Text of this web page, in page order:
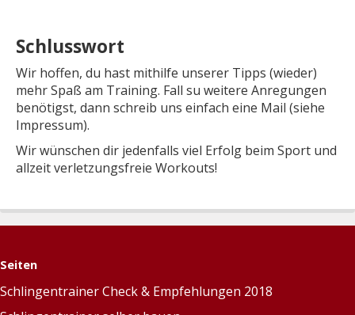
Schlusswort
Wir hoffen, du hast mithilfe unserer Tipps (wieder)
mehr Spaß am Training. Fall su weitere Anregungen
benötigst, dann schreib uns einfach eine Mail (siehe
Impressum).
Wir wünschen dir jedenfalls viel Erfolg beim Sport und
allzeit verletzungsfreie Workouts!
Seiten
Schlingentrainer Check & Empfehlungen 2018